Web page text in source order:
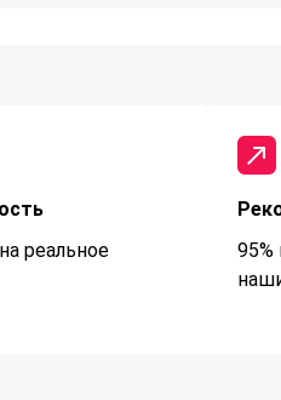
реальное